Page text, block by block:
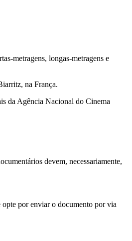
metragens, longas-metragens e
na França.
da Agência Nacional do Cinema
devem, necessariamente,
por enviar o documento por via